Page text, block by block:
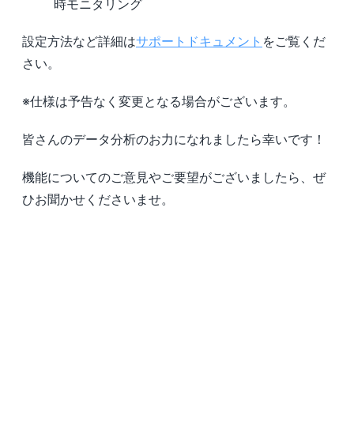
時モニタリング
設定方法など詳細はサポートドキュメント をご覧くだ
さい。
※仕様は予告なく変更となる場合がございます。
皆さんのデータ分析のお力になれましたら幸いです！
機能についてのご意見やご要望がございましたら、ぜ
ひお聞かせくださいませ。